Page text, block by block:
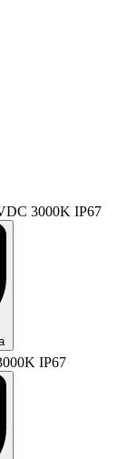
3000K IP67
IP67